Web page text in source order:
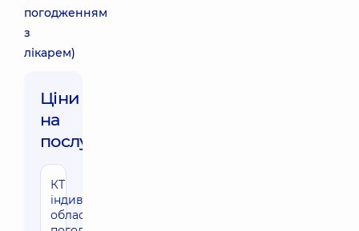
погодженням
з
лікарем)
Ціни
на
послуги:
КТ
індивідуальної
області (за